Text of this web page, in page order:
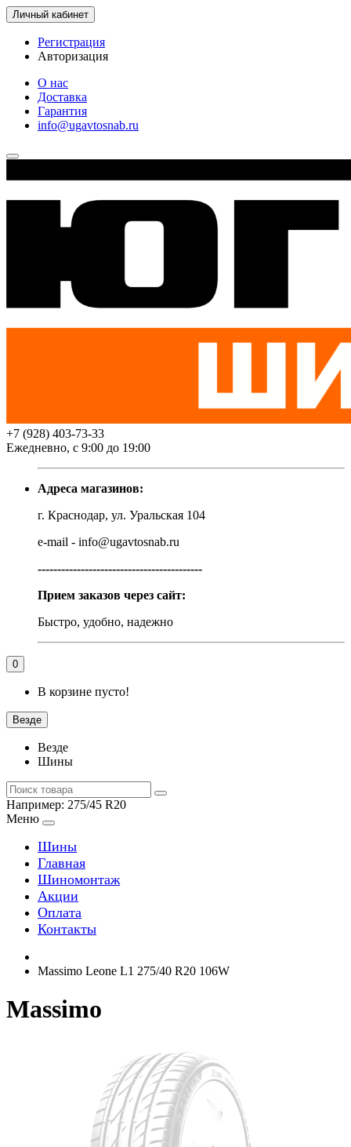
Личный кабинет
Регистрация
Авторизация
О нас
Доставка
Гарантия
info@ugavtosnab.ru
+7 (928) 403-73-33
Ежедневно, с 9:00 до 19:00
Адреса магазинов:
г. Краснодар, ул. Уральская 104
e-mail - info@ugavtosnab.ru
------------------------------------------
Прием заказов через сайт:
Быстро, удобно, надежно
0
В корзине пусто!
Везде
Везде
Шины
Например: 275/45 R20
Меню
Шины
Главная
Шиномонтаж
Акции
Оплата
Контакты
Massimo Leone L1 275/40 R20 106W
Massimo